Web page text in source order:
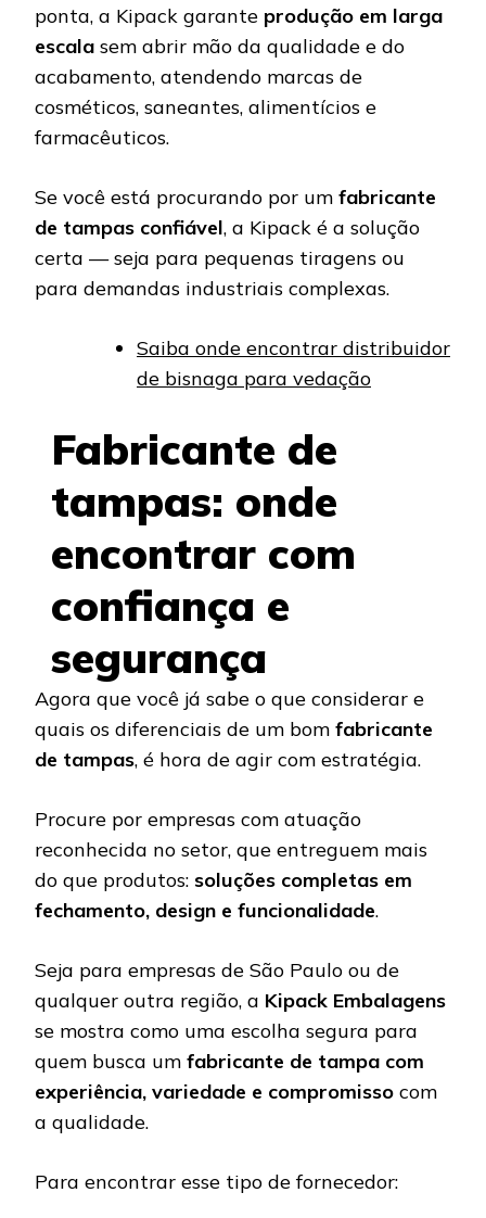
ponta, a Kipack garante produção em larga
escala sem abrir mão da qualidade e do
acabamento, atendendo marcas de
cosméticos, saneantes, alimentícios e
farmacêuticos.
Se você está procurando por um fabricante
de tampas confiável, a Kipack é a solução
certa — seja para pequenas tiragens ou
para demandas industriais complexas.
Saiba onde encontrar distribuidor
de bisnaga para vedação
Fabricante de
tampas: onde
encontrar com
confiança e
segurança
Agora que você já sabe o que considerar e
quais os diferenciais de um bom fabricante
de tampas, é hora de agir com estratégia.
Procure por empresas com atuação
reconhecida no setor, que entreguem mais
do que produtos: soluções completas em
fechamento, design e funcionalidade.
Seja para empresas de São Paulo ou de
qualquer outra região, a Kipack Embalagens
se mostra como uma escolha segura para
quem busca um fabricante de tampa com
experiência, variedade e compromisso com
a qualidade.
Para encontrar esse tipo de fornecedor: